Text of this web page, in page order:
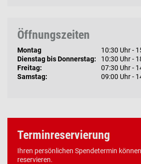
Öffnungszeiten
Montag
10:30 Uhr -
Dienstag bis Donnerstag:
10:30 Uhr -
Freitag:
07:30 Uhr -
Samstag:
09:00 Uhr -
Terminreservierung
Ihren persönlichen Spendetermin
reservieren.